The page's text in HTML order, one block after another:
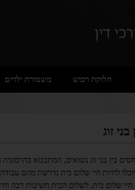
חלוקת רכוש משמורת ילדים
זוג
בין בני זוג נשואים, המתבטא
לחיות חיי שלום בית נדרשת מהם
שלום בית. לשלום הבית חשיבות רבה